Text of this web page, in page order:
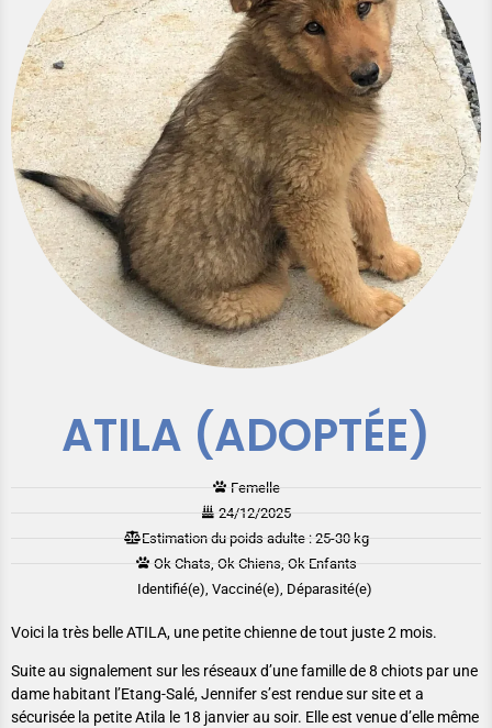
ATILA (ADOPTÉE)
Femelle
24/12/2025
Estimation du poids adulte : 25-30 kg
Ok Chats, Ok Chiens, Ok Enfants
Identifié(e), Vacciné(e), Déparasité(e)
Voici la très belle ATILA, une petite chienne de tout juste 2 mois.
Suite au signalement sur les réseaux d’une famille de 8 chiots par une
dame habitant l’Etang-Salé, Jennifer s’est rendue sur site et a
sécurisée la petite Atila le 18 janvier au soir. Elle est venue d’elle même